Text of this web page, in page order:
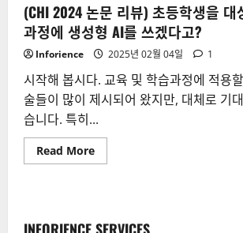
고?
(CHI 2024 논문 리뷰) 초등학생을 대
과정에 생성형 AI를 쓰겠다고?
Inforience 2025년 02월 04일 1
시작해 봅시다. 교육 및 학습과정에 적용
술들이 많이 제시되어 왔지만, 대체로 기
습니다. 특히...
Read MoreRead
more
리